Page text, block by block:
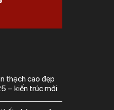
– kiến trúc mới